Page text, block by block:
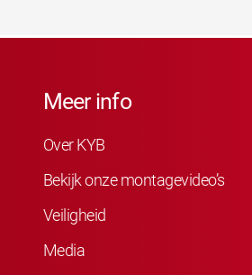
Meer info
Over KYB
Bekijk onze montagevideo’s
Veiligheid
Media